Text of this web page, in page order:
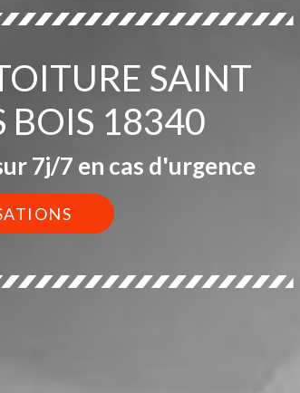
SAINT
BOIS 18340
7j/7 en cas d'urgence